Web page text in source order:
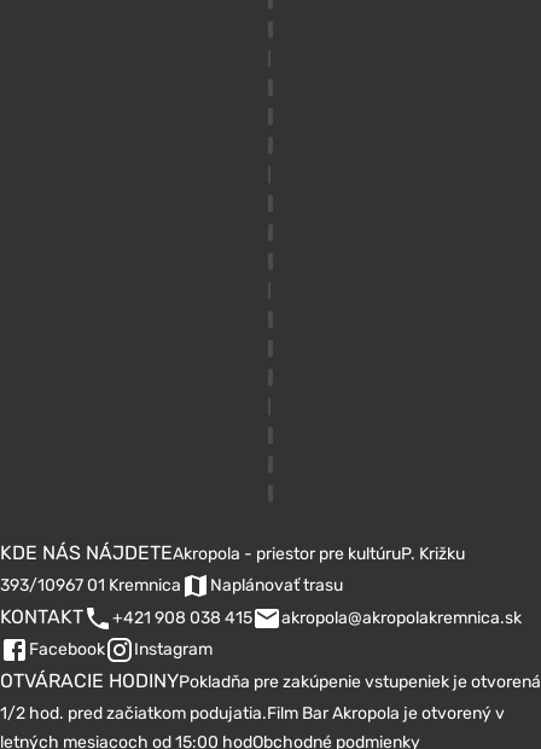
KDE NÁS NÁJDETEAkropola - priestor pre kultúruP. Križku
393/10967 01 Kremnica Naplánovať trasu
KONTAKT +421 908 038 415
akropola@akropolakremnica.sk
Facebook
Instagram
OTVÁRACIE HODINYPokladňa pre zakúpenie vstupeniek je otvorená
1/2 hod. pred začiatkom podujatia.Film Bar Akropola je otvorený v
letných mesiacoch od 15:00 hodObchodné podmienky